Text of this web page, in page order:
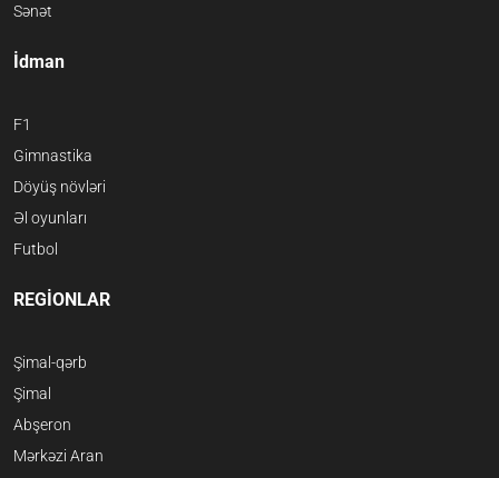
Sənət
İdman
F1
Gimnastika
Döyüş növləri
Əl oyunları
Futbol
REGİONLAR
Şimal-qərb
Şimal
Abşeron
Mərkəzi Aran